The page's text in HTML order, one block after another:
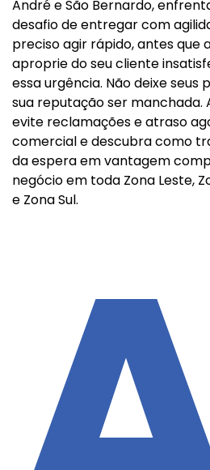
André e São Bernardo,
desafio de entregar com
preciso agir rápido, antes que
aproprie do seu cliente
essa urgência. Não deixe seus
sua reputação ser manchada.
evite reclamações e atraso
comercial e descubra como
da espera em vantagem
negócio em toda Zona Leste,
e Zona Sul.